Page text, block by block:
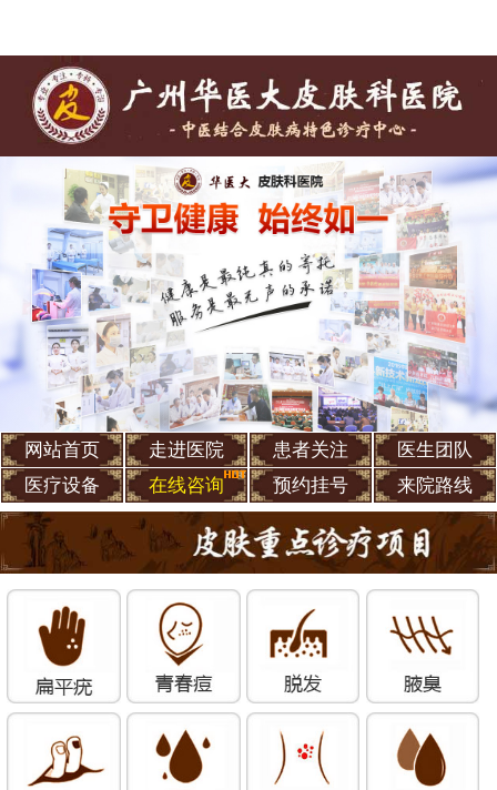
网站首页 走进医院 患者关注
医生团队
医疗设备
在线咨询 预约挂号 来院路线